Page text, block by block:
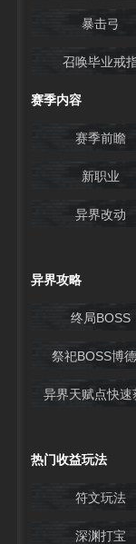
克里亚峰
库阿奇克宝
暴击弓
召唤毕业戒
赛季内容
赛季前瞻
新职业
异界改动
新增宝石
异界攻略
终局BOSS
祭祀BOSS博
异界天赋点快速
异界玩法天赋
裂痕石使用
裂隙领主囊肿任
热门收益玩法
符文玩法
深渊打宝